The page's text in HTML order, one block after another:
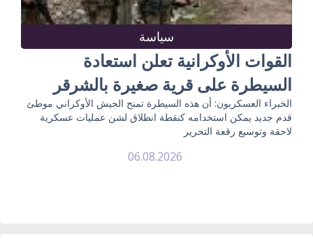
سياسة
القوات الأوكرانية تعلن استعادة
السيطرة على قرية صغيرة بالشرقر
الخبراء العسكريون: أن هذه السيطرة تمنح الجيش الأوكراني موطئ
قدم جديد يمكن استخدامه كنقطة انطلاق لشن عمليات عسكرية
لاحقة وتوسيع رقعة التحرير
06.08.2026